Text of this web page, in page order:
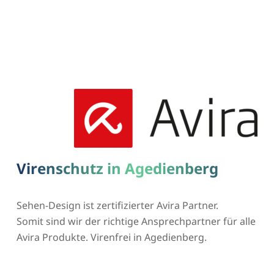
Virenschutz in Agedienberg
Sehen-Design ist zertifizierter Avira Partner.
Somit sind wir der richtige Ansprechpartner für alle
Avira Produkte. Virenfrei in Agedienberg.